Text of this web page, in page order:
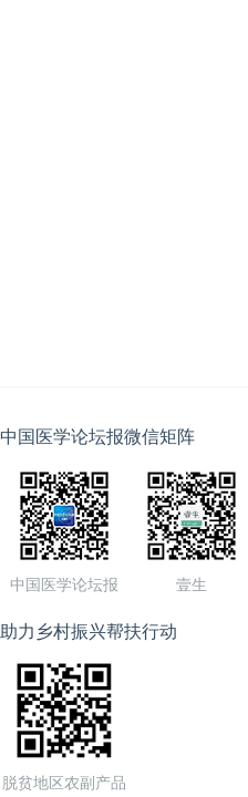
中国医学论坛报微信矩阵
中国医学论坛报 壹生
助力乡村振兴帮扶行动
脱贫地区农副产品